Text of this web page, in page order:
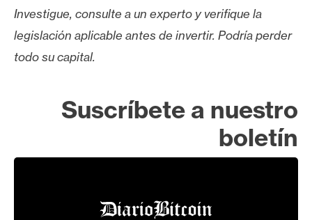
Investigue, consulte a un experto y verifique la
legislación aplicable antes de invertir. Podría perder
todo su capital.
Suscríbete a nuestro
boletín